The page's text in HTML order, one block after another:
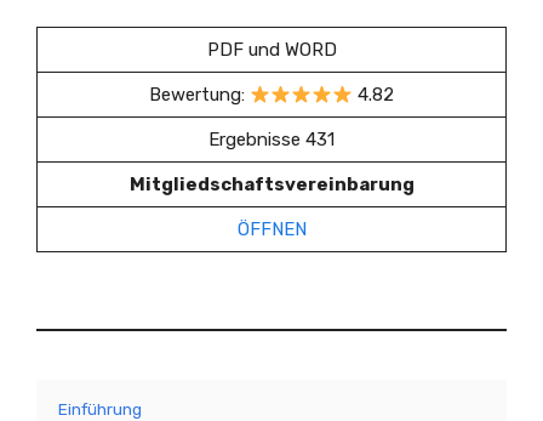
PDF und WORD
Bewertung: 4.82
Ergebnisse 431
Mitgliedschaftsvereinbarung
ÖFFNEN
Einführung